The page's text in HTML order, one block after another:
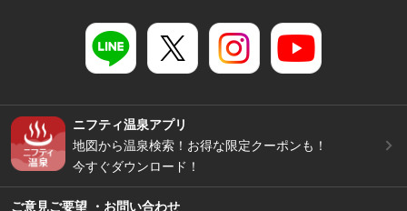
ニフティ温泉アプリ
地図から温泉検索！お得な限定クーポンも！
今すぐダウンロード！
ご意見ご要望 ・お問い合わせ